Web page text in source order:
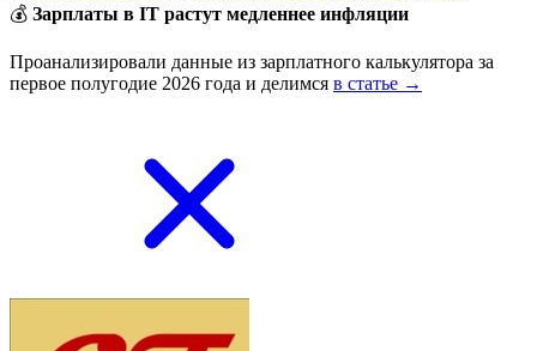
💰 Зарплаты в IT растут медленнее инфляции
Проанализировали данные из зарплатного калькулятора за
первое полугодие 2026 года и делимся в статье →